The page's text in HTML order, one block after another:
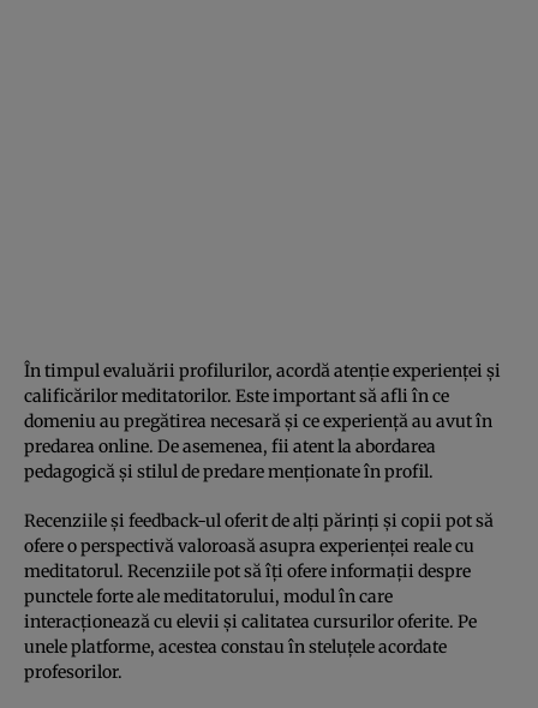
În timpul evaluării profilurilor, acordă atenție experienței și
calificărilor meditatorilor. Este important să afli în ce
domeniu au pregătirea necesară și ce experiență au avut în
predarea online. De asemenea, fii atent la abordarea
pedagogică și stilul de predare menționate în profil.
Recenziile și feedback-ul oferit de alți părinți și copii pot să
ofere o perspectivă valoroasă asupra experienței reale cu
meditatorul. Recenziile pot să îți ofere informații despre
punctele forte ale meditatorului, modul în care
interacționează cu elevii și calitatea cursurilor oferite. Pe
unele platforme, acestea constau în steluțele acordate
profesorilor.